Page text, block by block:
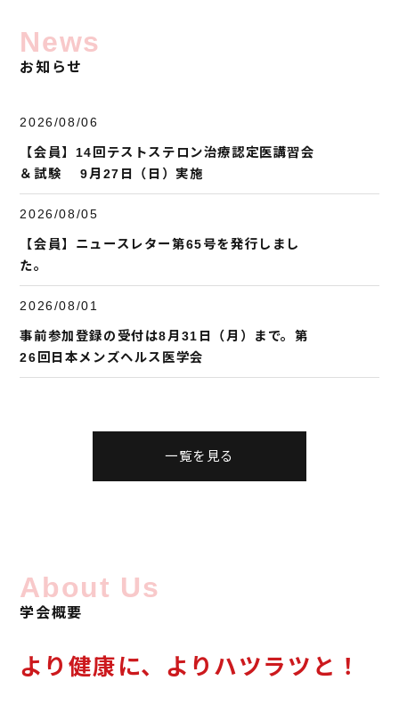
News
お知らせ
2026/08/06
【会員】14回テストステロン治療認定医講習会
＆試験 9月27日（日）実施
2026/08/05
【会員】ニュースレター第65号を発行しまし
た。
2026/08/01
事前参加登録の受付は8月31日（月）まで。第
26回日本メンズヘルス医学会
一覧を見る
About Us
学会概要
より健康に、よりハツラツと！